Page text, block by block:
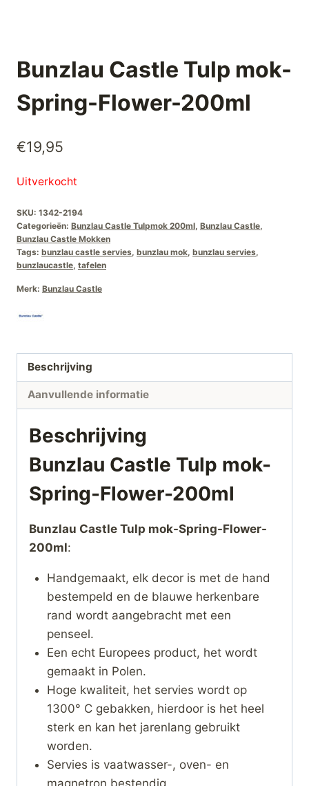
Bunzlau Castle Tulp mok-
Spring-Flower-200ml
€19,95
Uitverkocht
SKU: 1342-2194
Categorieën: Bunzlau Castle Tulpmok 200ml, Bunzlau Castle,
Bunzlau Castle Mokken
Tags: bunzlau castle servies, bunzlau mok, bunzlau servies,
bunzlaucastle, tafelen
Merk: Bunzlau Castle
Beschrijving
Aanvullende informatie
Beschrijving
Bunzlau Castle Tulp mok-
Spring-Flower-200ml
Bunzlau Castle Tulp mok-Spring-Flower-
200ml:
Handgemaakt, elk decor is met de hand
bestempeld en de blauwe herkenbare
rand wordt aangebracht met een
penseel.
Een echt Europees product, het wordt
gemaakt in Polen.
Hoge kwaliteit, het servies wordt op
1300° C gebakken, hierdoor is het heel
sterk en kan het jarenlang gebruikt
worden.
Servies is vaatwasser-, oven- en